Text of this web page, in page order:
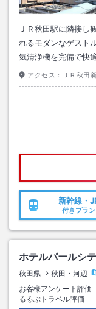
ＪＲ秋田駅に隣接し
れるモダンなゲスト
気清浄機を完備で快
アクセス： ＪＲ秋田
新幹線・
付きプラン
ホテルパールシ
秋田県 秋田・河辺
お客様アンケート評価
るるぶトラベル評価